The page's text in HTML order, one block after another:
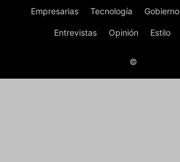
Empresarias Tecnología Gobierno
Entrevistas Opinión Estilo
©